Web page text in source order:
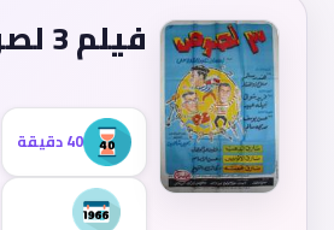
فيلم 3 لصوص (2)
40 دقيقة